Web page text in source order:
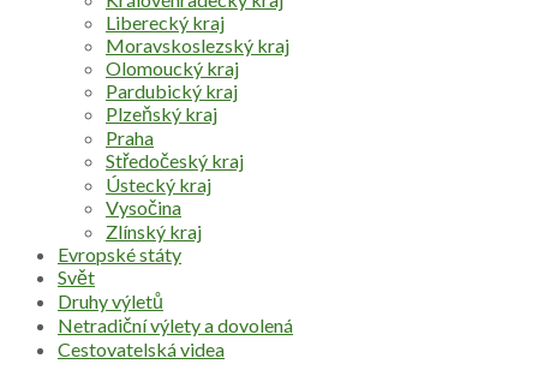
Liberecký kraj
Moravskoslezský kraj
Olomoucký kraj
Pardubický kraj
Plzeňský kraj
Praha
Středočeský kraj
Ústecký kraj
Vysočina
Zlínský kraj
Evropské státy
Svět
Druhy výletů
Netradiční výlety a dovolená
Cestovatelská videa